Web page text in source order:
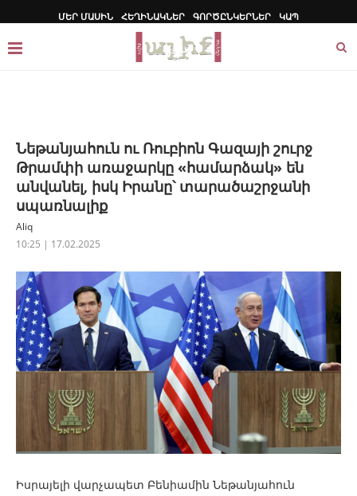
ՄԵՐ ՄԱՍԻՆ ՀԵՂԻՆԱԿՆԵՐ ԳՈՐԾԸՆԿԵՐՆԵՐ ԿԱՊ
Նեթանյահուն ու Ռուբիոն Գազայի շուրջ
Թրամփի առաջարկը «համարձակ» են
անվանել, իսկ Իրանը՝ տարածաշրջանի
սպառնալիք
Aliq
10:25 | 17.02.2025
Իսրայելի վարչապետ Բենիամին Նեթանյահուն